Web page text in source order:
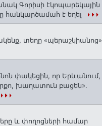
Գորիսի էկոպարեկային
հանկարծամահ է եղել
տեղը «պերաշկիանոց»
փակեցին, որ Երևանում,
խաղատուն բացեն»․
և փողոցների համար